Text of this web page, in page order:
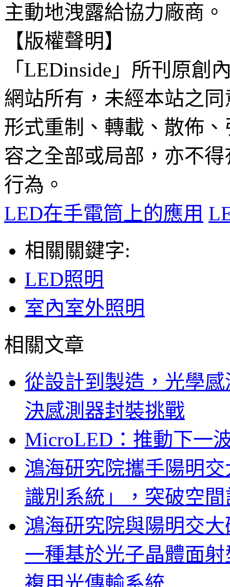
主動地洩露給協力廠商。
【版權聲明】
「LEDinside」所刊原創
網站所有，未經本站之
形式重制、轉載、散佈
容之全部或局部，亦不
行為。
LED在手電筒上的應用
相關關鍵字:
LED照明
室內室外照明
相關文章
從設計到製造，光學
決感測器封裝挑戰
MicroLED：推動下一
鴻海研究院攜手陽明
識別系統」，突破空
鴻海研究院與陽明交
一種基於光子晶體面